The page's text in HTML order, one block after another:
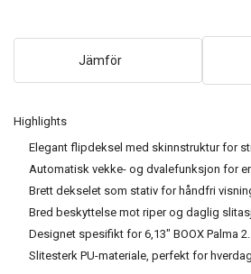
Highlights
Elegant flipdeksel med skinnstruktur for
Automatisk vekke- og dvalefunksjon for
Brett dekselet som stativ for håndfri
Bred beskyttelse mot riper og daglig
Designet spesifikt for 6,13" BOOX Palma 2.
Slitesterk PU-materiale, perfekt for
Jämför